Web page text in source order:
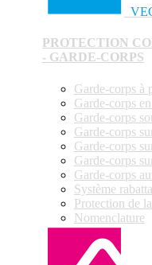
PROTECTION
- GARDE-CORPS
Garde-corps à
Garde-corps
Garde-corps
Garde-corps
Garde-corps
Garde-corps
Garde-corps
Système
Protection de
Nomenclature